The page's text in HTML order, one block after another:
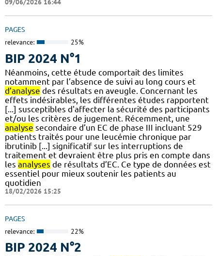
09/06/2026 16:44
PAGES
relevance: 25%
BIP 2024 N°1
Néanmoins, cette étude comportait des limites
notamment par l’absence de suivi au long cours et
d’analyse des résultats en aveugle. Concernant les
effets indésirables, les différentes études rapportent
[...] susceptibles d'affecter la sécurité des participants
et/ou les critères de jugement. Récemment, une
analyse secondaire d’un EC de phase III incluant 529
patients traités pour une leucémie chronique par
ibrutinib [...] significatif sur les interruptions de
traitement et devraient être plus pris en compte dans
les analyses de résultats d’EC. Ce type de données est
essentiel pour mieux soutenir les patients au
quotidien
18/02/2026 15:25
PAGES
relevance: 22%
BIP 2024 N°2